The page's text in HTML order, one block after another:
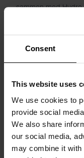
Consent
This website uses
We use cookies to
provide social
We also share
our social media,
may combine it with
sammen med
transportere
Størrelsesguide
Vaskeinstruksjoner